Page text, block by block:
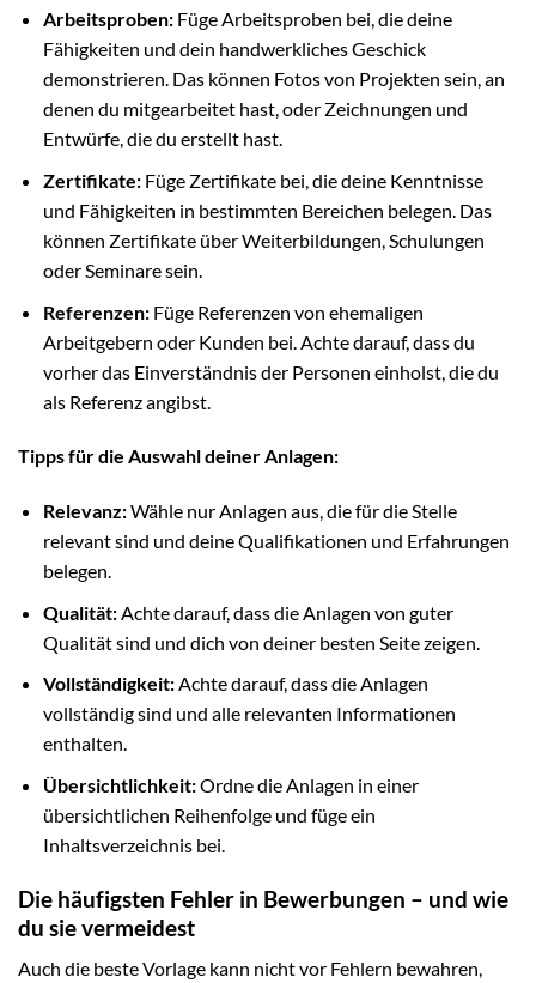
Arbeitsproben:Füge Arbeitsproben bei, die deine
Fähigkeiten und dein handwerkliches Geschick
demonstrieren. Das können Fotos von Projekten sein, an
denen du mitgearbeitet hast, oder Zeichnungen und
Entwürfe, die du erstellt hast.
Zertifikate:Füge Zertifikate bei, die deine Kenntnisse
und Fähigkeiten in bestimmten Bereichen belegen. Das
können Zertifikate über Weiterbildungen, Schulungen
oder Seminare sein.
Referenzen:Füge Referenzen von ehemaligen
Arbeitgebern oder Kunden bei. Achte darauf, dass du
vorher das Einverständnis der Personen einholst, die du
als Referenz angibst.
Tipps für die Auswahl deiner Anlagen:
Relevanz:Wähle nur Anlagen aus, die für die Stelle
relevant sind und deine Qualifikationen und Erfahrungen
belegen.
Qualität:Achte darauf, dass die Anlagen von guter
Qualität sind und dich von deiner besten Seite zeigen.
Vollständigkeit:Achte darauf, dass die Anlagen
vollständig sind und alle relevanten Informationen
enthalten.
Übersichtlichkeit:Ordne die Anlagen in einer
übersichtlichen Reihenfolge und füge ein
Inhaltsverzeichnis bei.
Die häufigsten Fehler in Bewerbungen – und wie
du sie vermeidest
Auch die beste Vorlage kann nicht vor Fehlern bewahren,